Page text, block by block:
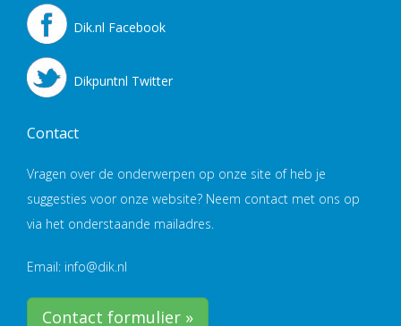
Dik.nl Facebook
Dikpuntnl Twitter
Contact
Vragen over de onderwerpen op onze site of heb je
suggesties voor onze website? Neem contact met ons op
via het onderstaande mailadres.
Email: info@dik.nl
Contact formulier »